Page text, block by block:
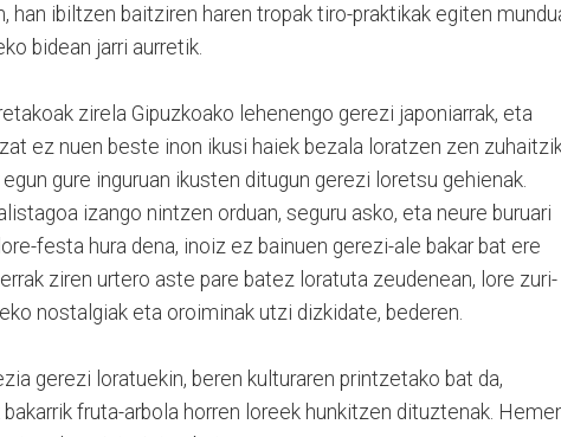
han ibiltzen baitziren haren tropak tiro-praktikak egiten
bidean jarri aurretik.
zirela Gipuzkoako lehenengo gerezi japoniarrak, eta
ez nuen beste inon ikusi haiek bezala loratzen zen
gure inguruan ikusten ditugun gerezi loretsu gehienak.
izango nintzen orduan, seguru asko, eta neure buruari
festa hura dena, inoiz ez bainuen gerezi-ale bakar bat ere
ziren urtero aste pare batez loratuta zeudenean, lore zuri-
nostalgiak eta oroiminak utzi dizkidate, bederen.
gerezi loratuekin, beren kulturaren printzetako bat da,
fruta-arbola horren loreek hunkitzen dituztenak.